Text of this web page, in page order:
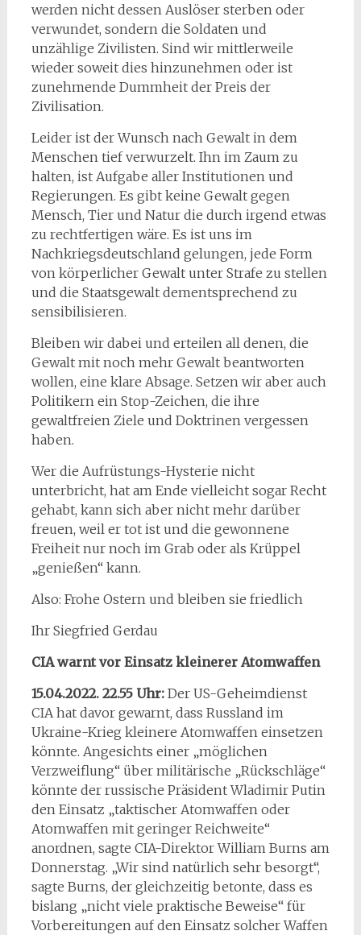
werden nicht dessen Auslöser sterben oder
verwundet, sondern die Soldaten und
unzählige Zivilisten. Sind wir mittlerweile
wieder soweit dies hinzunehmen oder ist
zunehmende Dummheit der Preis der
Zivilisation.
Leider ist der Wunsch nach Gewalt in dem
Menschen tief verwurzelt. Ihn im Zaum zu
halten, ist Aufgabe aller Institutionen und
Regierungen. Es gibt keine Gewalt gegen
Mensch, Tier und Natur die durch irgend etwas
zu rechtfertigen wäre. Es ist uns im
Nachkriegsdeutschland gelungen, jede Form
von körperlicher Gewalt unter Strafe zu stellen
und die Staatsgewalt dementsprechend zu
sensibilisieren.
Bleiben wir dabei und erteilen all denen, die
Gewalt mit noch mehr Gewalt beantworten
wollen, eine klare Absage. Setzen wir aber auch
Politikern ein Stop-Zeichen, die ihre
gewaltfreien Ziele und Doktrinen vergessen
haben.
Wer die Aufrüstungs-Hysterie nicht
unterbricht, hat am Ende vielleicht sogar Recht
gehabt, kann sich aber nicht mehr darüber
freuen, weil er tot ist und die gewonnene
Freiheit nur noch im Grab oder als Krüppel
„genießen“ kann.
Also: Frohe Ostern und bleiben sie friedlich
Ihr Siegfried Gerdau
CIA warnt vor Einsatz kleinerer Atomwaffen
15.04.2022. 22.55 Uhr: Der US-Geheimdienst
CIA hat davor gewarnt, dass Russland im
Ukraine-Krieg kleinere Atomwaffen einsetzen
könnte. Angesichts einer „möglichen
Verzweiflung“ über militärische „Rückschläge“
könnte der russische Präsident Wladimir Putin
den Einsatz „taktischer Atomwaffen oder
Atomwaffen mit geringer Reichweite“
anordnen, sagte CIA-Direktor William Burns am
Donnerstag. „Wir sind natürlich sehr besorgt“,
sagte Burns, der gleichzeitig betonte, dass es
bislang „nicht viele praktische Beweise“ für
Vorbereitungen auf den Einsatz solcher Waffen